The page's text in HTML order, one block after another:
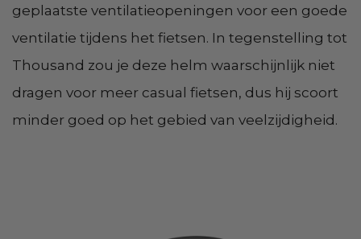
geplaatste ventilatieopeningen voor een goede
ventilatie tijdens het fietsen. In tegenstelling tot
Thousand zou je deze helm waarschijnlijk niet
dragen voor meer casual fietsen, dus hij scoort
minder goed op het gebied van veelzijdigheid.